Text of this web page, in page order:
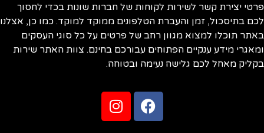
יצירת קשר לשירות לקוחות של חברות שונות בכדי לחסוך
בתיסכול, זמן והעברת הטלפונים ממוקד למוקד. כמו כן, אצלנו
תוכלו למצוא מגוון רחב של פרטים על כל סוגי העסקים
מידע ענקיים הפתוחים עבורכם בחינם. צוות האתר שירות
מאחל לכם גלישה נעימה ובטוחה.